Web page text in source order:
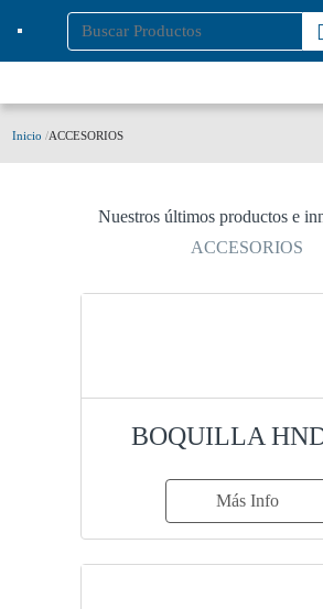
Inicio /ACCESORIOS
Nuestros últimos productos e
ACCESORIOS
BOQUILLA
Más Info